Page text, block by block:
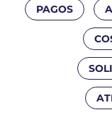
PAGOS